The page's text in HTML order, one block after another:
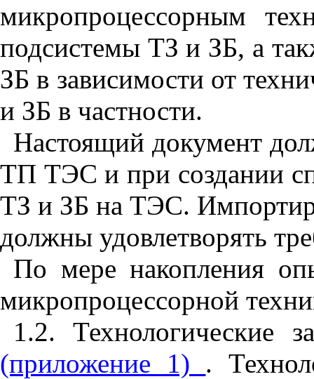
микропроцессорным
подсистемы ТЗ и ЗБ, а
ЗБ в зависимости от
и ЗБ в частности.
Настоящий документ
ТП ТЭС и при создании
ТЗ и ЗБ на ТЭС.
должны удовлетворять
По мере накопления
микропроцессорной
1.2.
(приложение 1) .